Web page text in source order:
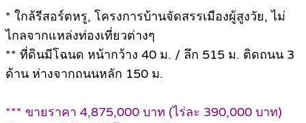
* ใกล้รีสอร์ตหรู, โครงการบ้านจัดสรรเมืองผู้สูงวัย, ไม่
ไกลจากแหล่งท่องเที่ยวต่างๆ
** ที่ดินมีโฉนด หน้ากว้าง 40 ม. / ลึก 515 ม. ติดถนน 3
ด้าน ห่างจากถนนหลัก 150 ม.
*** ขายราคา 4,875,000 บาท (ไร่ละ 390,000 บาท)